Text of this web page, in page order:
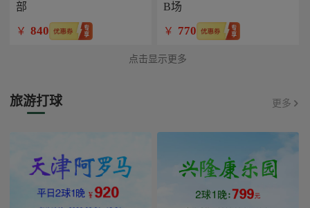
部
￥ 840
B场
￥ 770
点击显示更多
旅游打球 更多